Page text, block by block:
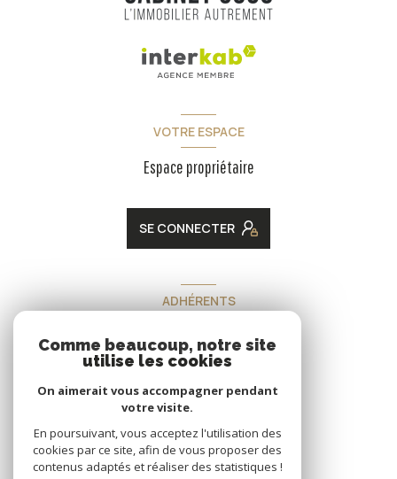
VOTRE ESPACE
Espace propriétaire
SE CONNECTER
ADHÉRENTS
Nous adhérons
Comme beaucoup, notre site
utilise les cookies
On aimerait vous accompagner pendant
votre visite.
En poursuivant, vous acceptez l'utilisation des
cookies par ce site, afin de vous proposer des
contenus adaptés et réaliser des statistiques !